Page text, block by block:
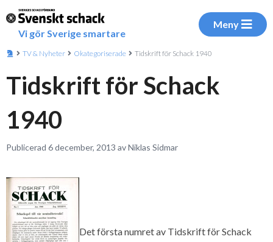
Vi gör Sverige smartare
Meny
TV & Nyheter Okategoriserade Tidskrift för Schack 1940
Tidskrift för Schack
1940
Publicerad 6 december, 2013 av Niklas Sidmar
Det första numret av Tidskrift för Schack